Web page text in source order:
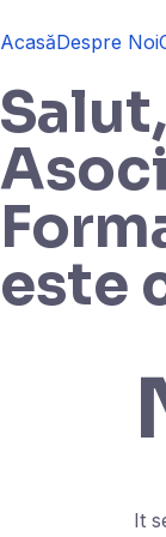
AcasăDespre Noi
este
It